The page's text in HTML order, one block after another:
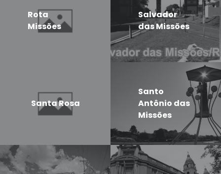
Rota
Missões
Salvador
das Missões
Santa Rosa
Santo
Antônio das
Missões